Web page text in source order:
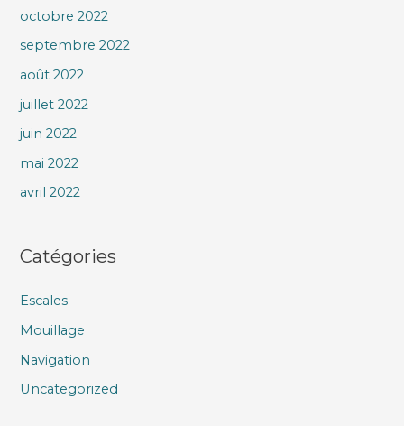
octobre 2022
septembre 2022
août 2022
juillet 2022
juin 2022
mai 2022
avril 2022
Catégories
Escales
Mouillage
Navigation
Uncategorized